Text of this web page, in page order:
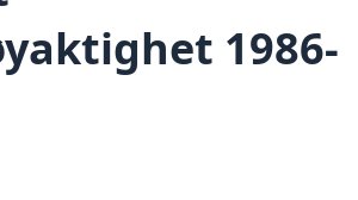
1986-